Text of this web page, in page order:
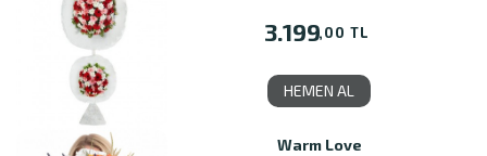
3.199,00 TL
HEMEN AL
Warm Love